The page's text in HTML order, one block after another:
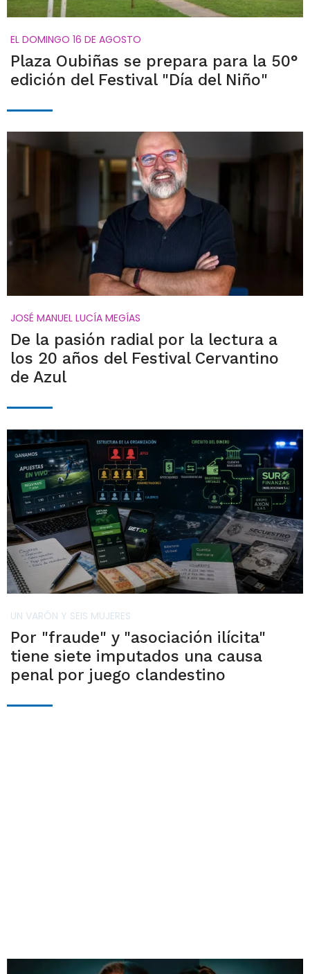
EL DOMINGO 16 DE AGOSTO
Plaza Oubiñas se prepara para la 50°
edición del Festival "Día del Niño"
JOSÉ MANUEL LUCÍA MEGÍAS
De la pasión radial por la lectura a
los 20 años del Festival Cervantino
de Azul
UN VARÓN Y SEIS MUJERES
Por "fraude" y "asociación ilícita"
tiene siete imputados una causa
penal por juego clandestino